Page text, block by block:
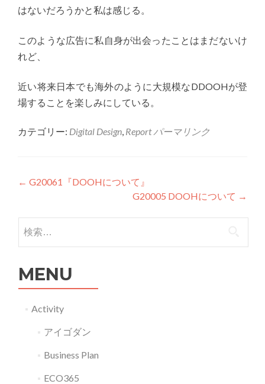
はないだろうかと私は感じる。
このような広告に私自身が出会ったことはまだないけ
れど、
近い将来日本でも海外のように大規模なDDOOHが登
場することを楽しみにしている。
カテゴリー: Digital Design, Report パーマリンク
投稿ナビゲーション
← G20061『DOOHについて』
G20005 DOOHについて →
検索:
MENU
Activity
アイゴダン
Business Plan
ECO365